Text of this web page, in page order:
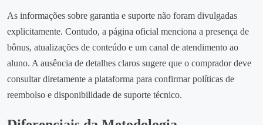
As informações sobre garantia e suporte não foram divulgadas
explicitamente. Contudo, a página oficial menciona a presença de
bônus, atualizações de conteúdo e um canal de atendimento ao
aluno. A ausência de detalhes claros sugere que o comprador deve
consultar diretamente a plataforma para confirmar políticas de
reembolso e disponibilidade de suporte técnico.